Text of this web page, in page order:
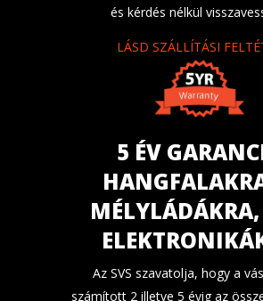
és kérdés nélkül
LÁSD SZÁLLÍTÁSI
5 ÉV
Az SVS szavatolja, hogy a
számított 2 illetve 5 évig az